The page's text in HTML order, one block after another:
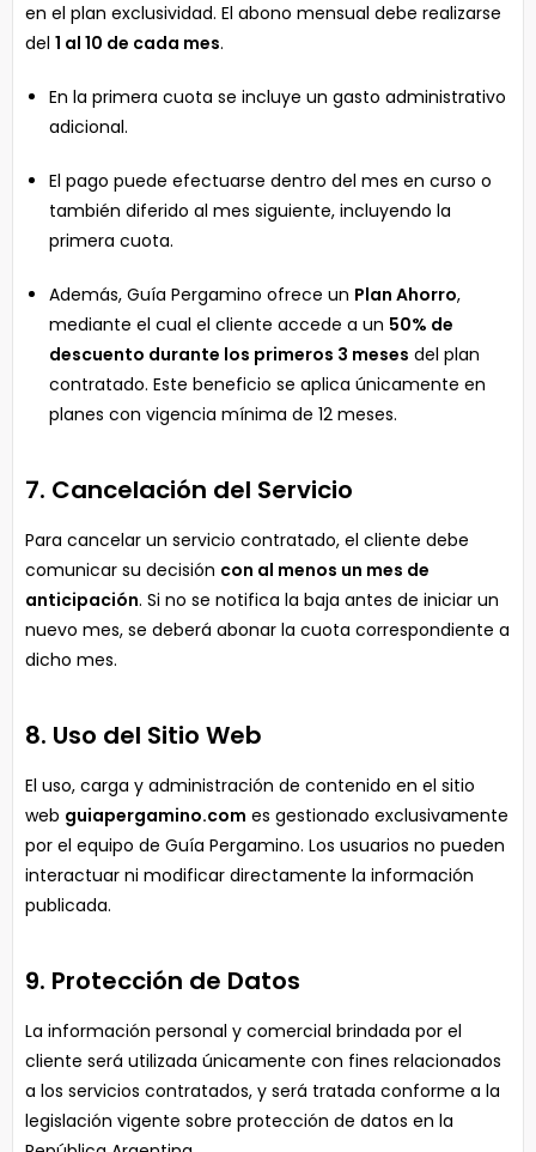
en el plan exclusividad. El abono mensual debe realizarse
del 1 al 10 de cada mes.
En la primera cuota se incluye un gasto administrativo
adicional.
El pago puede efectuarse dentro del mes en curso o
también diferido al mes siguiente, incluyendo la
primera cuota.
Además, Guía Pergamino ofrece un Plan Ahorro,
mediante el cual el cliente accede a un 50% de
descuento durante los primeros 3 meses del plan
contratado. Este beneficio se aplica únicamente en
planes con vigencia mínima de 12 meses.
7. Cancelación del Servicio
Para cancelar un servicio contratado, el cliente debe
comunicar su decisión con al menos un mes de
anticipación. Si no se notifica la baja antes de iniciar un
nuevo mes, se deberá abonar la cuota correspondiente a
dicho mes.
8. Uso del Sitio Web
El uso, carga y administración de contenido en el sitio
web guiapergamino.com es gestionado exclusivamente
por el equipo de Guía Pergamino. Los usuarios no pueden
interactuar ni modificar directamente la información
publicada.
9. Protección de Datos
La información personal y comercial brindada por el
cliente será utilizada únicamente con fines relacionados
a los servicios contratados, y será tratada conforme a la
legislación vigente sobre protección de datos en la